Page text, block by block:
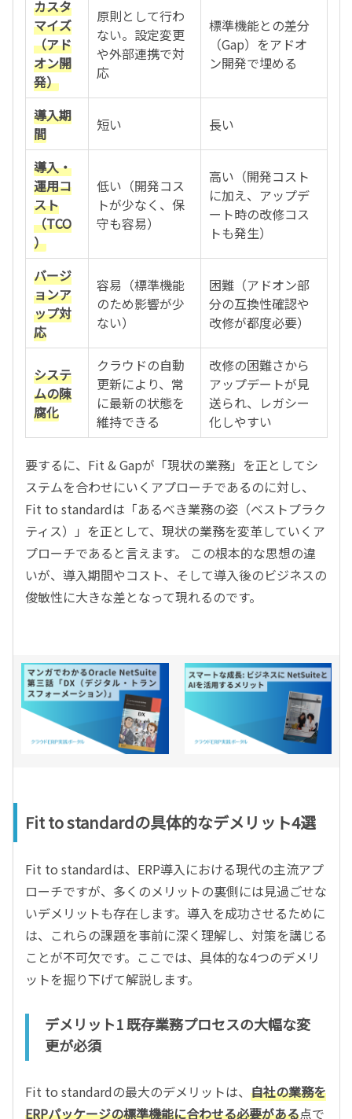
カスタ
マイズ
（アド
オン開
発）
原則として行わ
ない。設定変更
や外部連携で対
応
標準機能との差分
（Gap）をアドオ
ン開発で埋める
導入期
間
短い 長い
導入・
運用コ
スト
（TCO
）
低い（開発コス
トが少なく、保
守も容易）
高い（開発コスト
に加え、アップデ
ート時の改修コス
トも発生）
バージ
ョンア
ップ対
応
容易（標準機能
のため影響が少
ない）
困難（アドオン部
分の互換性確認や
改修が都度必要）
システ
ムの陳
腐化
クラウドの自動
更新により、常
に最新の状態を
維持できる
改修の困難さから
アップデートが見
送られ、レガシー
化しやすい
要するに、Fit & Gapが「現状の業務」を正としてシ
ステムを合わせにいくアプローチであるのに対し、
Fit to standardは「あるべき業務の姿（ベストプラク
ティス）」を正として、現状の業務を変革していくア
プローチであると言えます。 この根本的な思想の違
いが、導入期間やコスト、そして導入後のビジネスの
俊敏性に大きな差となって現れるのです。
Fit to standardの具体的なデメリット4選
Fit to standardは、ERP導入における現代の主流アプ
ローチですが、多くのメリットの裏側には見過ごせな
いデメリットも存在します。導入を成功させるために
は、これらの課題を事前に深く理解し、対策を講じる
ことが不可欠です。ここでは、具体的な4つのデメリ
ットを掘り下げて解説します。
デメリット1 既存業務プロセスの大幅な変
更が必須
Fit to standardの最大のデメリットは、 自社の業務を
ERPパッケージの標準機能に合わせる必要がある点で